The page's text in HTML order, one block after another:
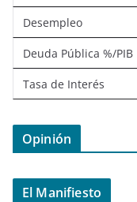
Desempleo
Deuda Pública %/PIB
Tasa de Interés
Opinión
El Manifiesto